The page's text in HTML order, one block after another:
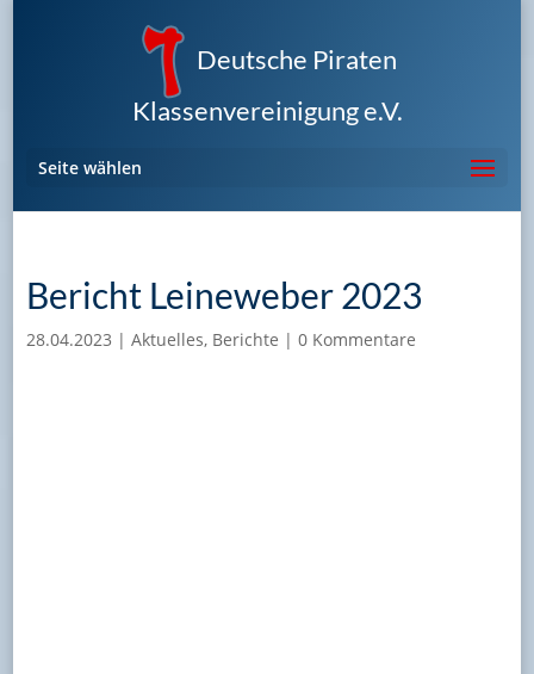
Deutsche Piraten
Klassenvereinigung e.V.
Seite wählen
Bericht Leineweber 2023
28.04.2023 | Aktuelles, Berichte | 0 Kommentare